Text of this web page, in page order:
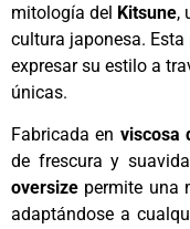
mitología del Kitsune,
cultura japonesa.
expresar su estilo a
únicas.
Fabricada en viscosa
de frescura y
oversize permite una
adaptándose a